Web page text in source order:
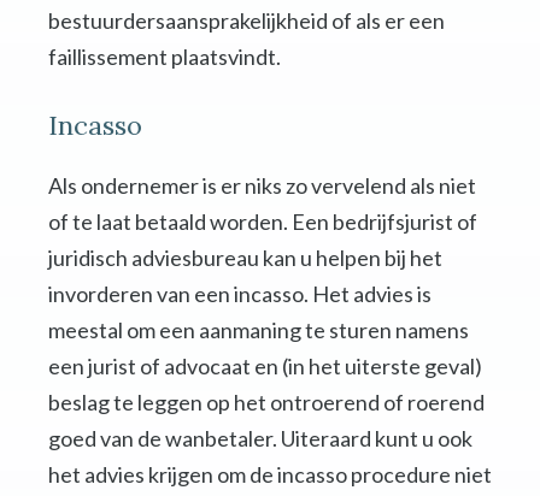
bestuurdersaansprakelijkheid of als er een
faillissement plaatsvindt.
Incasso
Als ondernemer is er niks zo vervelend als niet
of te laat betaald worden. Een bedrijfsjurist of
juridisch adviesbureau kan u helpen bij het
invorderen van een incasso. Het advies is
meestal om een aanmaning te sturen namens
een jurist of advocaat en (in het uiterste geval)
beslag te leggen op het ontroerend of roerend
goed van de wanbetaler. Uiteraard kunt u ook
het advies krijgen om de incasso procedure niet